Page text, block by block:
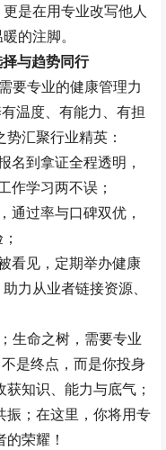
是在用专业改写他人
的注脚。
择与趋势同行
要专业的健康管理力
温度、有能力、有担
汇聚行业精英：
名到拿证全程透明，
作学习两不误；
，通过率与口碑双优，
看见 ，定期举办健康
力从业者链接资源、
生命之树，需要专业
是终点，而是你投身
获知识、能力与底气；
振；在这里，你将用专
荣耀！